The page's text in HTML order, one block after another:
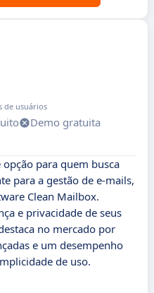
de usuários
Demo gratuita
opção para quem busca
para a gestão de e-mails,
Clean Mailbox.
e privacidade de seus
no mercado por
e um desempenho
de uso.